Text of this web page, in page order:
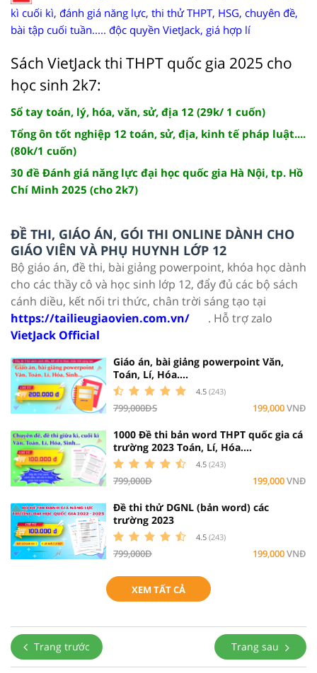
kì cuối kì, đánh giá năng lực, thi thử THPT, HSG, chuyên đề,
bài tập cuối tuần..... độc quyền VietJack, giá hợp lí
Sách VietJack thi THPT quốc gia 2025 cho
học sinh 2k7:
Sổ tay toán, lý, hóa, văn, sử, địa 12 (29k/ 1 cuốn)
Tổng ôn tốt nghiệp 12 toán, sử, địa, kinh tế pháp luật....
(80k/1 cuốn)
30 đề Đánh giá năng lực đại học quốc gia Hà Nội, tp. Hồ
Chí Minh 2025 (cho 2k7)
ĐỀ THI, GIÁO ÁN, GÓI THI ONLINE DÀNH CHO
GIÁO VIÊN VÀ PHỤ HUYNH LỚP 12
Bộ giáo án, đề thi, bài giảng powerpoint, khóa học dành
cho các thầy cô và học sinh lớp 12, đẩy đủ các bộ sách
cánh diều, kết nối tri thức, chân trời sáng tạo tại
https://tailieugiaovien.com.vn/
. Hỗ trợ zalo
VietJack Official
Giáo án, bài giảng powerpoint Văn,
Toán, Lí, Hóa....
4.5 (243)
799,000ĐS 199,000VNĐ
1000 Đề thi bản word THPT quốc gia cá
trường 2023 Toán, Lí, Hóa....
4.5 (243)
799,000Đ 199,000VNĐ
Đề thi thử DGNL (bản word) các
trường 2023
4.5 (243)
799,000Đ 199,000VNĐ
XEM TẤT CẢ
Trang trước Trang sau